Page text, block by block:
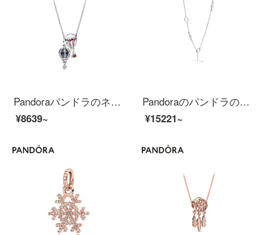
Pandoraパンドラのネックレス鎖骨チェーン女性925シルバードリームバルーンB 801405ファッションアクセサリーをプレゼントします。
¥8639~
Pandoraのパンドラのネックレスの鎖骨チェーンの女性925銀の気持ちの織りなすネックレスの398080ファッション的なアクセサリは彼女に贈り物をするのが良いです。
¥15221~